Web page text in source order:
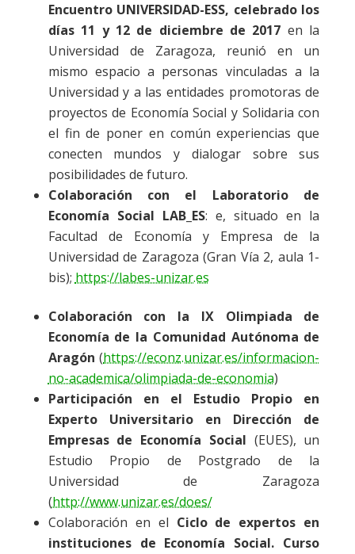
Encuentro UNIVERSIDAD-ESS, celebrado los
días 11 y 12 de diciembre de 2017 en la
Universidad de Zaragoza, reunió en un
mismo espacio a personas vinculadas a la
Universidad y a las entidades promotoras de
proyectos de Economía Social y Solidaria con
el fin de poner en común experiencias que
conecten mundos y dialogar sobre sus
posibilidades de futuro.
Colaboración con el Laboratorio de
Economía Social LAB_ES: e, situado en la
Facultad de Economía y Empresa de la
Universidad de Zaragoza (Gran Vía 2, aula 1-
bis); https://labes-unizar.es
Colaboración con la IX Olimpiada de
Economía de la Comunidad Autónoma de
Aragón (https://econz.unizar.es/informacion-
no-academica/olimpiada-de-economia)
Participación en el Estudio Propio en
Experto Universitario en Dirección de
Empresas de Economía Social (EUES), un
Estudio Propio de Postgrado de la
Universidad de Zaragoza
(http://www.unizar.es/does/
Colaboración en el Ciclo de expertos en
instituciones de Economía Social. Curso